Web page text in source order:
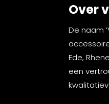
Over
De naam
Ede,
een